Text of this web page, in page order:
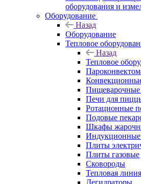
оборудования и
Оборудование
Назад
Оборудование
Тепловое
Назад
Тепловое
Пищеварочные
Печи для
Ротационные
Подовые
Шкафы
Плиты
Плиты газовые
Сковороды
Тепловая
Дегидраторы